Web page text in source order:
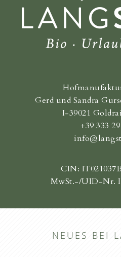
Gerd und Sandra
I-39021
+39 333
CIN:
MwSt.-/UID-Nr.
NEUES BEI